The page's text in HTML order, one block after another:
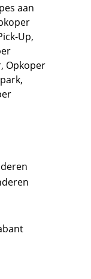
aan
Up,
, Opkoper
,